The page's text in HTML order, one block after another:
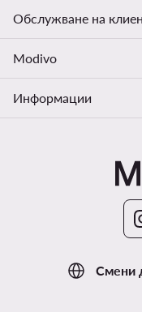
Смени
Обслужване на
Modivo
Информации